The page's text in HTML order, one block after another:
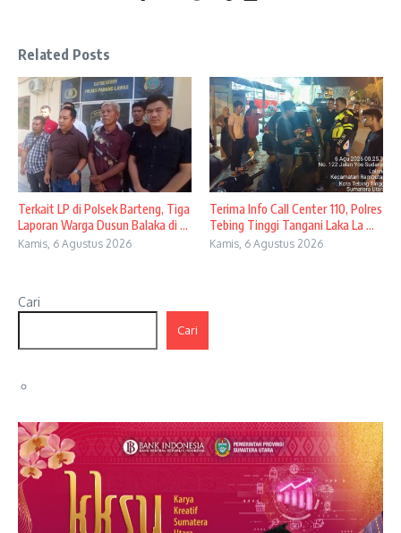
Related Posts
Terkait LP di Polsek Barteng, Tiga
Laporan Warga Dusun Balaka di ...
Kamis, 6 Agustus 2026
Terima Info Call Center 110, Polres
Tebing Tinggi Tangani Laka La ...
Kamis, 6 Agustus 2026
Cari
Cari